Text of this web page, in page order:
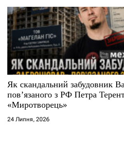
Як скандальний забудовник
повʼязаного з РФ Петра
«Миротворець»
24 Липня, 2026